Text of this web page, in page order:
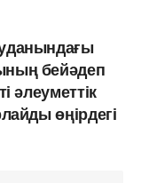
бейәдеп
әлеуметтік
өңірдегі